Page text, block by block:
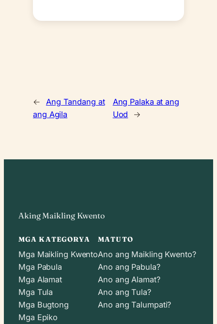
←
Ang Tandang at
ang Agila
Ang Palaka at ang
Uod
→
Aking Maikling Kwento
MGA KATEGORYA
Mga Maikling Kwento
Mga Pabula
Mga Alamat
Mga Tula
Mga Bugtong
Mga Epiko
MATUTO
Ano ang Maikling Kwento?
Ano ang Pabula?
Ano ang Alamat?
Ano ang Tula?
Ano ang Talumpati?